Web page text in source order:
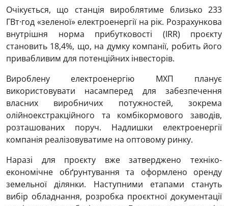
Очікується, що станція вироблятиме близько 233
ГВт·год «зеленої» електроенергії на рік. Розрахункова
внутрішня норма прибутковості (IRR) проєкту
становить 18,4%, що, на думку компанії, робить його
привабливим для потенційних інвесторів.
Вироблену електроенергію МХП планує
використовувати насамперед для забезпечення
власних виробничих потужностей, зокрема
олійноекстракційного та комбікормового заводів,
розташованих поруч. Надлишки електроенергії
компанія реалізовуватиме на оптовому ринку.
Наразі для проєкту вже затверджено техніко-
економічне обґрунтування та оформлено оренду
земельної ділянки. Наступними етапами стануть
вибір обладнання, розробка проєктної документації